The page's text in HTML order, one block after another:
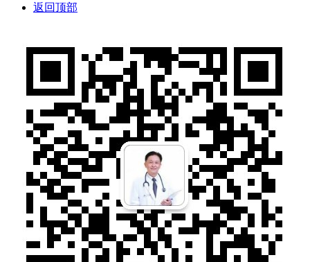
返回顶部